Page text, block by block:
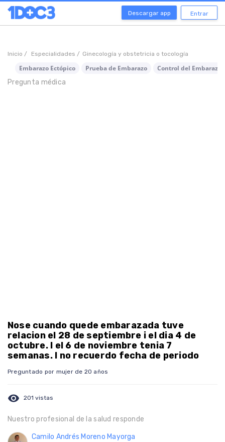
Descargar app Entrar
Inicio / Especialidades / Ginecología y obstetricia o tocología
Embarazo Ectópico Prueba de Embarazo
Control del Embarazo
Pregunta médica
Nose cuando quede embarazada tuve
relacion el 28 de septiembre i el dia 4 de
octubre. I el 6 de noviembre tenia 7
semanas. I no recuerdo fecha de periodo
Preguntado por mujer de 20 años
visibility 201 vistas
Nuestro profesional de la salud responde
Camilo Andrés Moreno Mayorga